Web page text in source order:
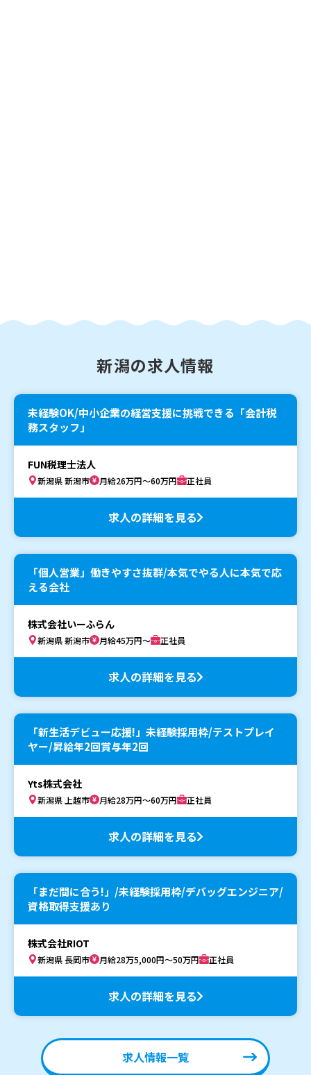
新潟の求人情報
未経験OK/中小企業の経営支援に挑戦できる「会計税
務スタッフ」
FUN税理士法人
新潟県 新潟市 月給26万円～60万円 正社員
求人の詳細を見る
「個人営業」働きやすさ抜群/本気でやる人に本気で応
える会社
株式会社いーふらん
新潟県 新潟市 月給45万円～ 正社員
求人の詳細を見る
「新生活デビュー応援!」未経験採用枠/テストプレイ
ヤー/昇給年2回賞与年2回
Yts株式会社
新潟県 上越市 月給28万円～60万円 正社員
求人の詳細を見る
「まだ間に合う!」/未経験採用枠/デバッグエンジニア/
資格取得支援あり
株式会社RIOT
新潟県 長岡市 月給28万5,000円～50万円 正社員
求人の詳細を見る
求人情報一覧